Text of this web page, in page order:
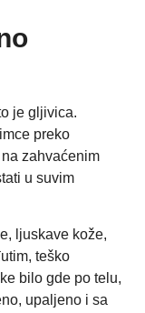
je gljivica.
preko
zahvaćenim
u suvim
ljuskave kože,
teško
bilo gde po telu,
upaljeno i sa